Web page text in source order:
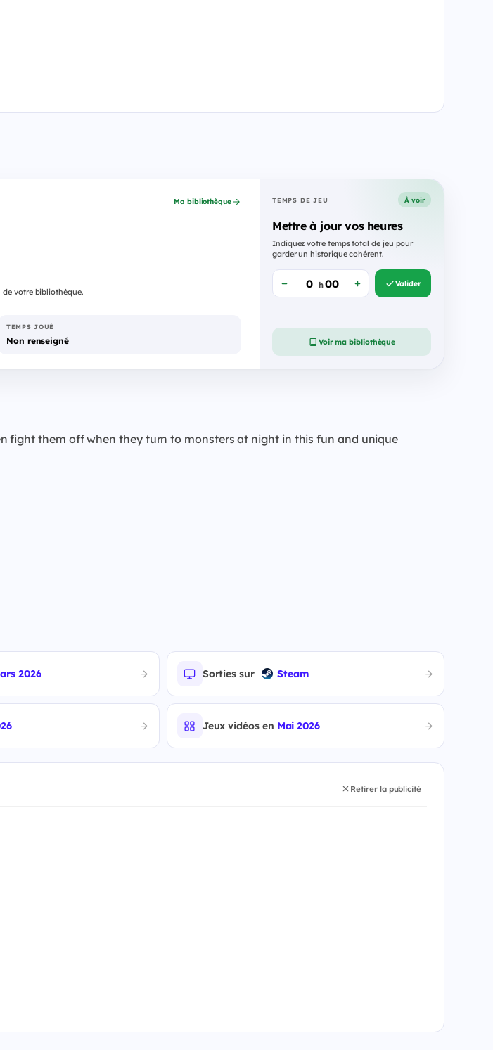
Ma bibliothèque
de votre bibliothèque.
TEMPS JOUÉ
Non renseigné
TEMPS DE JEU À voir
Mettre à jour vos heures
Indiquez votre temps total de jeu pour
garder un historique cohérent.
h Valider
Voir ma bibliothèque
fight them off when they turn to monsters at night in this fun and unique
2026 Sorties sur Steam
Jeux vidéos en Mai 2026
Retirer la publicité